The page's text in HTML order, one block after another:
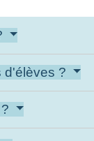
d'élèves ?